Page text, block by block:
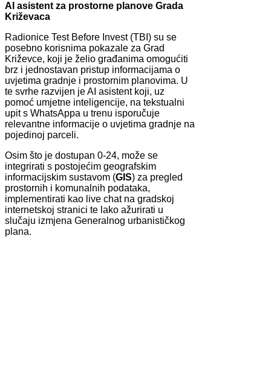
AI asistent za prostorne planove Grada
Križevaca
Radionice Test Before Invest (TBI) su se
posebno korisnima pokazale za Grad
Križevce, koji je želio građanima omogućiti
brz i jednostavan pristup informacijama o
uvjetima gradnje i prostornim planovima. U
te svrhe razvijen je AI asistent koji, uz
pomoć umjetne inteligencije, na tekstualni
upit s WhatsAppa u trenu isporučuje
relevantne informacije o uvjetima gradnje na
pojedinoj parceli.
Osim što je dostupan 0-24, može se
integrirati s postojećim geografskim
informacijskim sustavom (GIS) za pregled
prostornih i komunalnih podataka,
implementirati kao live chat na gradskoj
internetskoj stranici te lako ažurirati u
slučaju izmjena Generalnog urbanističkog
plana.